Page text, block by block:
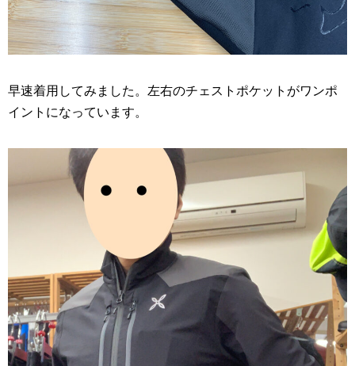
早速着用してみました。左右のチェストポケットがワンポ
イントになっています。